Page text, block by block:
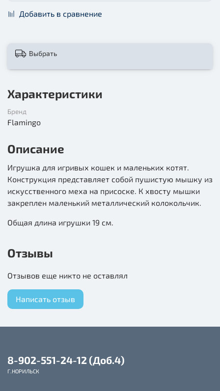
Добавить в сравнение
Выбрать
Характеристики
Бренд
Flamingo
Описание
Игрушка для игривых кошек и маленьких котят.
Конструкция представляет собой пушистую мышку из
искусственного меха на присоске. К хвосту мышки
закреплен маленький металлический колокольчик.
Общая длина игрушки 19 см.
Отзывы
Отзывов еще никто не оставлял
Написать отзыв
8-902-551-24-12 (Доб.4)
Г.НОРИЛЬСК